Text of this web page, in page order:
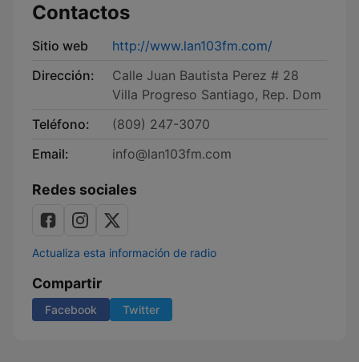
Contactos
Sitio web
http://www.lan103fm.com/
Dirección:
Calle Juan Bautista Perez # 28
Villa Progreso Santiago, Rep. Dom
Teléfono:
(809) 247-3070
Email:
info@lan103fm.com
Redes sociales
Actualiza esta información de radio
Compartir
Facebook Twitter